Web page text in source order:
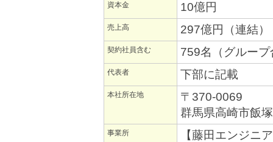
資本金 10億円
売上高 297億円（連結
契約社員含む 759名（グルー
代表者 下部に記載
本社所在地
〒370-0069
群馬県高崎市飯
事業所
【藤田エンジニ